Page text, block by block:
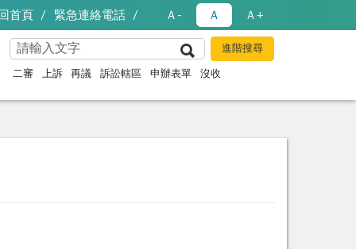
首頁 緊急連絡電話 Ａ- Ａ Ａ+
二審 上訴 再議 訴訟轄區 申辦表單 沒收